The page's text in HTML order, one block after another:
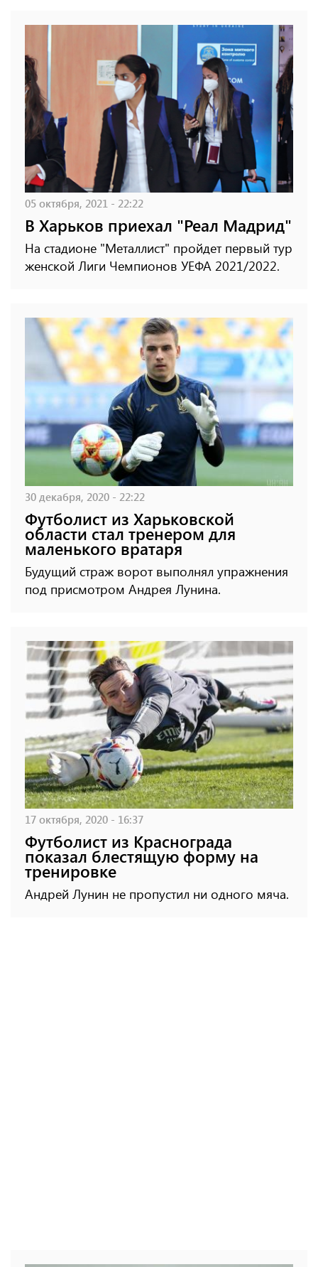
05 октября, 2021 - 22:22
В Харьков приехал "Реал Мадрид"
На стадионе "Металлист" пройдет первый тур
женской Лиги Чемпионов УЕФА 2021/2022.
30 декабря, 2020 - 22:22
Футболист из Харьковской
области стал тренером для
маленького вратаря
Будущий страж ворот выполнял упражнения
под присмотром Андрея Лунина.
17 октября, 2020 - 16:37
Футболист из Краснограда
показал блестящую форму на
тренировке
Андрей Лунин не пропустил ни одного мяча.